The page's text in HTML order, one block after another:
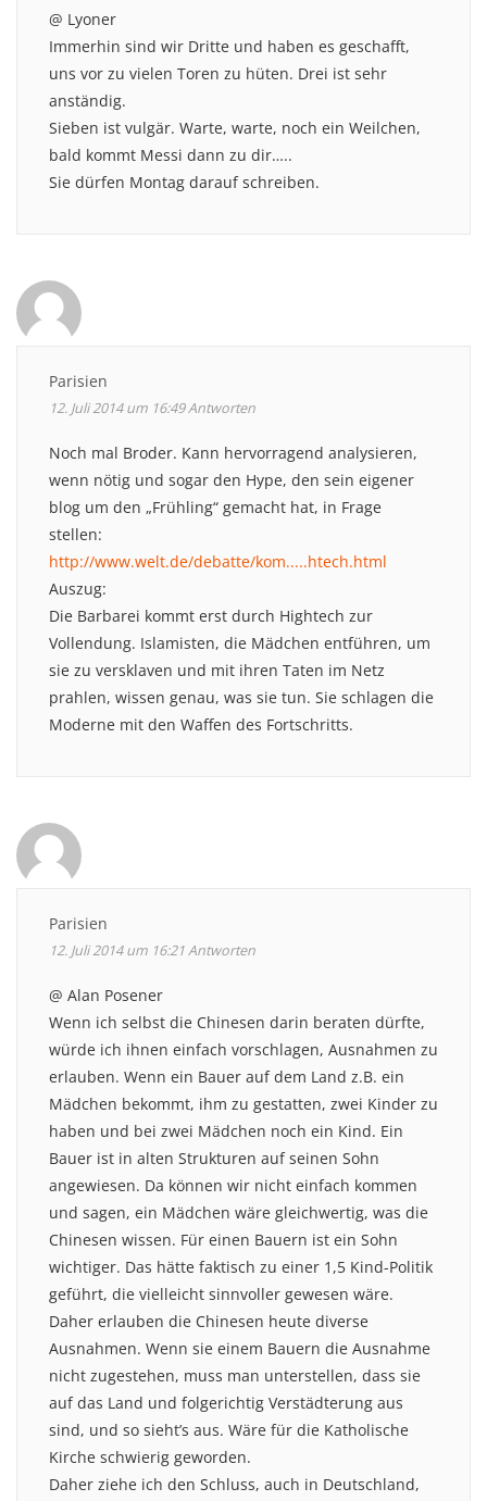
@ Lyoner
Immerhin sind wir Dritte und haben es geschafft,
uns vor zu vielen Toren zu hüten. Drei ist sehr
anständig.
Sieben ist vulgär. Warte, warte, noch ein Weilchen,
bald kommt Messi dann zu dir…..
Sie dürfen Montag darauf schreiben.
Parisien
12. Juli 2014 um 16:49Antworten
Noch mal Broder. Kann hervorragend analysieren,
wenn nötig und sogar den Hype, den sein eigener
blog um den „Frühling“ gemacht hat, in Frage
stellen:
http://www.welt.de/debatte/kom.....htech.html
Auszug:
Die Barbarei kommt erst durch Hightech zur
Vollendung. Islamisten, die Mädchen entführen, um
sie zu versklaven und mit ihren Taten im Netz
prahlen, wissen genau, was sie tun. Sie schlagen die
Moderne mit den Waffen des Fortschritts.
Parisien
12. Juli 2014 um 16:21Antworten
@ Alan Posener
Wenn ich selbst die Chinesen darin beraten dürfte,
würde ich ihnen einfach vorschlagen, Ausnahmen zu
erlauben. Wenn ein Bauer auf dem Land z.B. ein
Mädchen bekommt, ihm zu gestatten, zwei Kinder zu
haben und bei zwei Mädchen noch ein Kind. Ein
Bauer ist in alten Strukturen auf seinen Sohn
angewiesen. Da können wir nicht einfach kommen
und sagen, ein Mädchen wäre gleichwertig, was die
Chinesen wissen. Für einen Bauern ist ein Sohn
wichtiger. Das hätte faktisch zu einer 1,5 Kind-Politik
geführt, die vielleicht sinnvoller gewesen wäre.
Daher erlauben die Chinesen heute diverse
Ausnahmen. Wenn sie einem Bauern die Ausnahme
nicht zugestehen, muss man unterstellen, dass sie
auf das Land und folgerichtig Verstädterung aus
sind, und so sieht’s aus. Wäre für die Katholische
Kirche schwierig geworden.
Daher ziehe ich den Schluss, auch in Deutschland,